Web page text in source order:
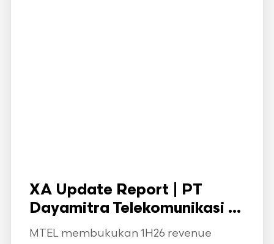
XA Update Report | PT
Dayamitra Telekomunikasi ...
MTEL membukukan 1H26 revenue